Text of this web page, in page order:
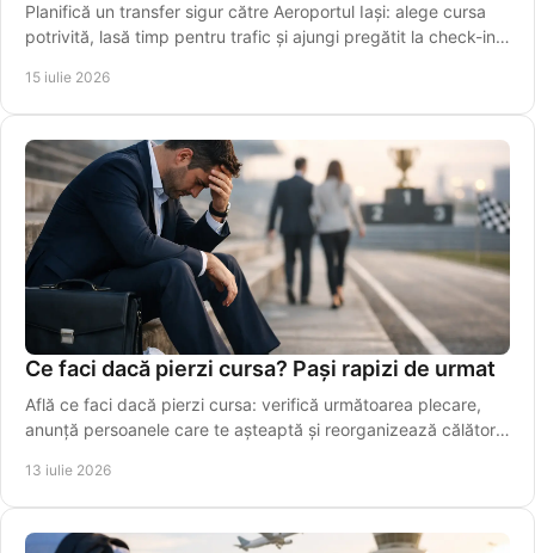
Planifică un transfer sigur către Aeroportul Iași: alege cursa
potrivită, lasă timp pentru trafic și ajungi pregătit la check-in,
15 iulie 2026
Ce faci dacă pierzi cursa? Pași rapizi de urmat
Află ce faci dacă pierzi cursa: verifică următoarea plecare,
anunță persoanele care te așteaptă și reorganizează călătoria
13 iulie 2026